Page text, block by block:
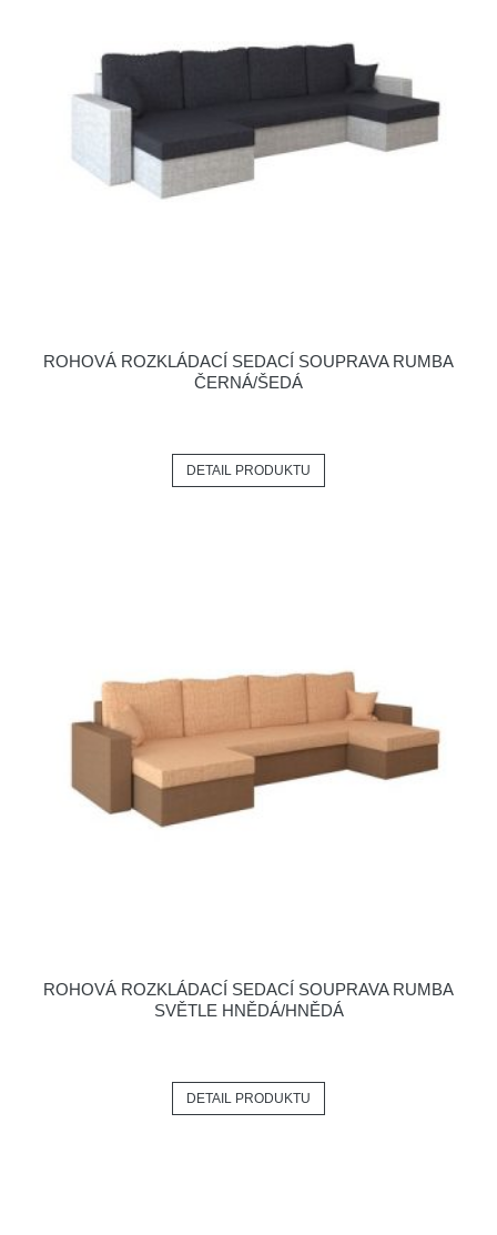
ROHOVÁ ROZKLÁDACÍ SEDACÍ SOUPRAVA RUMBA
ČERNÁ/ŠEDÁ
DETAIL PRODUKTU
ROHOVÁ ROZKLÁDACÍ SEDACÍ SOUPRAVA RUMBA
SVĚTLE HNĚDÁ/HNĚDÁ
DETAIL PRODUKTU